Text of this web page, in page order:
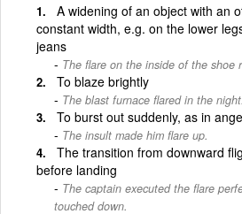
A widening of an object with an
constant width, e.g. on the lower
jeans
The flare on the inside of the shoe
To blaze brightly
The blast furnace flared in the night.
To burst out suddenly, as in
The insult made him flare up.
The transition from downward
before landing
The captain executed the flare
touched down.